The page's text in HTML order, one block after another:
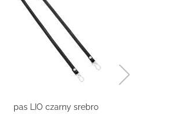
pas LIO czarny srebro